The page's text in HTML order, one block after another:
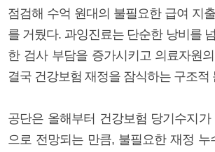
점검해 수억 원대의 불필요한 급여 지
를 거뒀다. 과잉진료는 단순한 낭비를
한 검사 부담을 증가시키고 의료자원
결국 건강보험 재정을 잠식하는 구조적
공단은 올해부터 건강보험 당기수지
으로 전망되는 만큼, 불필요한 재정